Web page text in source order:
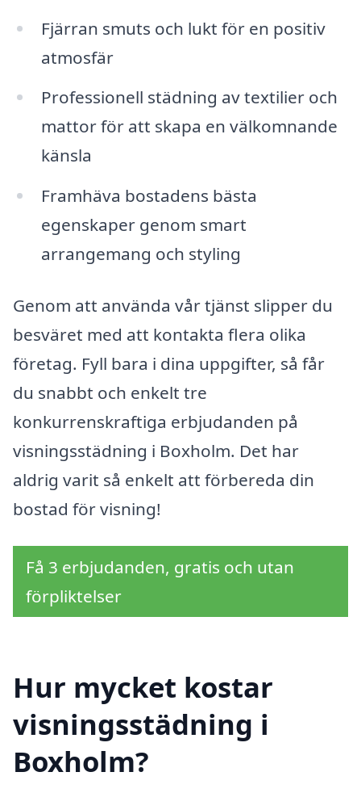
Fjärran smuts och lukt för en positiv
atmosfär
Professionell städning av textilier och
mattor för att skapa en välkomnande
känsla
Framhäva bostadens bästa
egenskaper genom smart
arrangemang och styling
Genom att använda vår tjänst slipper du
besväret med att kontakta flera olika
företag. Fyll bara i dina uppgifter, så får
du snabbt och enkelt tre
konkurrenskraftiga erbjudanden på
visningsstädning i Boxholm. Det har
aldrig varit så enkelt att förbereda din
bostad för visning!
Få 3 erbjudanden, gratis och utan
förpliktelser
Hur mycket kostar
visningsstädning i
Boxholm?